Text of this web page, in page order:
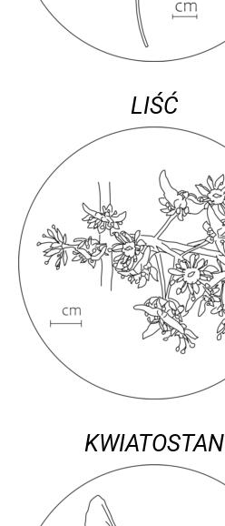
LIŚĆ
KWIATOSTAN